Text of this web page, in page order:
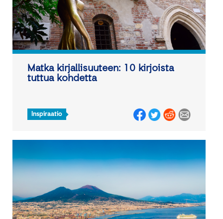
Matka kirjallisuuteen: 10 kirjoista
tuttua kohdetta
Inspiraatio